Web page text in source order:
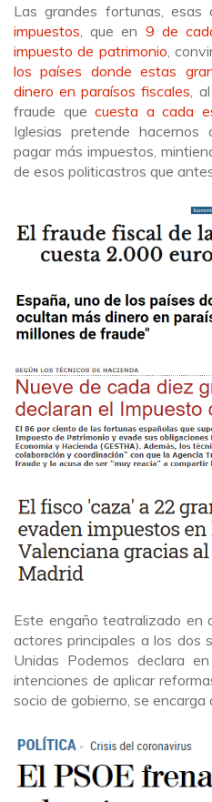
Las grandes fortunas, esas
impuestos , que en 9 de
impuesto de patrimonio ,
los países donde estas
dinero en paraísos fiscales ,
fraude quecuesta a cada
Iglesias pretende
pagar más impuestos,
de esos politicastros que
Este engaño teatralizado en
actores principales a los dos
Unidas Podemos declara
intenciones de aplicar
socio de gobierno, se encarga